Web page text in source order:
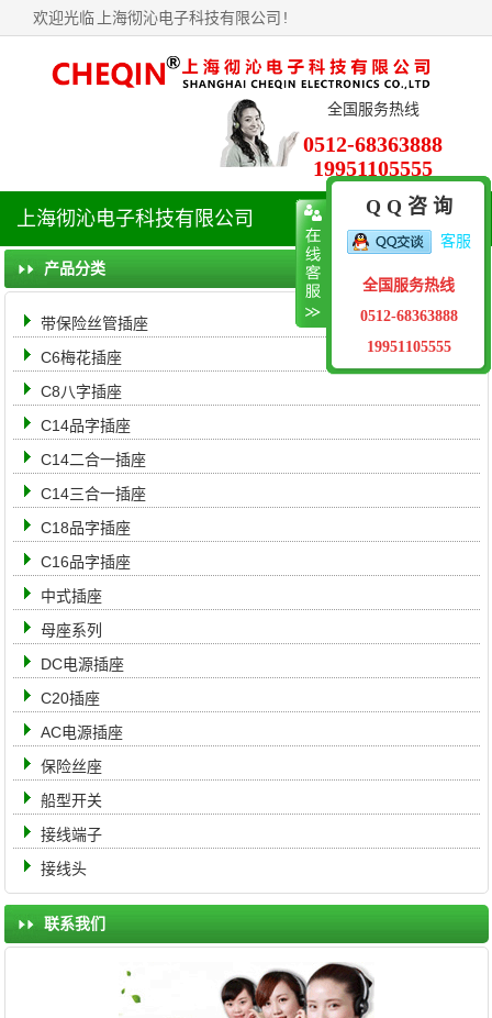
欢迎光临 上海彻沁电子科技有限公司 !
全国服务热线
0512-68363888
19951105555
航
单
上海彻沁电子科技有限公司
产品分类
带保险丝管插座
C6梅花插座
C8八字插座
C14品字插座
C14二合一插座
C14三合一插座
C18品字插座
C16品字插座
中式插座
母座系列
DC电源插座
C20插座
AC电源插座
保险丝座
船型开关
接线端子
接线头
联系我们
Q Q 咨 询
客服
全国服务热线
0512-68363888
19951105555